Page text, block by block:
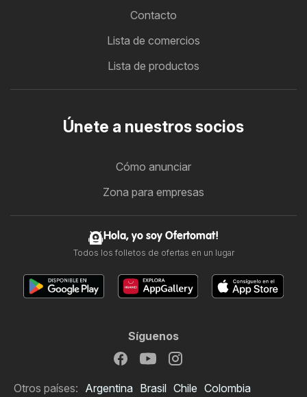
Contacto
Lista de comercios
Lista de productos
Únete a nuestros socios
Cómo anunciar
Zona para empresas
Hola, yo soy Ofertomat!
Todos los folletos de ofertas en un lugar
Síguenos
Otros países: Argentina Brasil Chile Colombia